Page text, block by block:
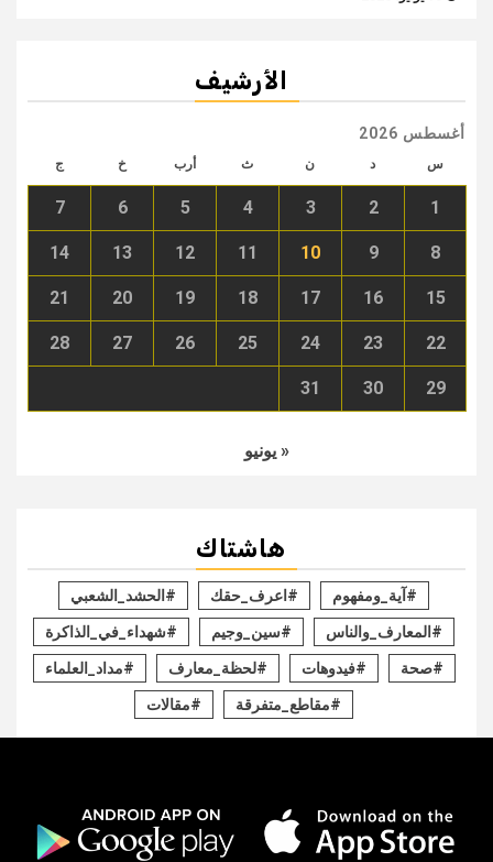
الأرشيف
أغسطس 2026
س د ن ث أرب خ ج
1
2
3
4
5
6
7
8
9
10
11
12
13
14
15
16
17
18
19
20
21
22
23
24
25
26
27
28
29
30
31
« يونيو
هاشتاك
#آية_ومفهوم #اعرف_حقك #الحشد_الشعبي
#المعارف_والناس #سين_وجيم #شهداء_في_الذاكرة
#صحة #فيدوهات #لحظة_معارف #مداد_العلماء
#مقاطع_متفرقة #مقالات